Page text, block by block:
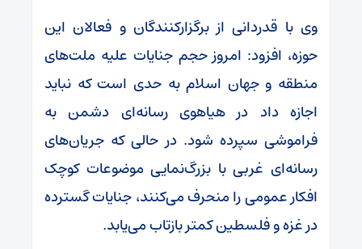
وی با قدردانی از برگزارکنندگان و فعالان این
حوزه، افزود: امروز حجم جنایات علیه ملت‌های
منطقه و جهان اسلام به حدی است که نباید
اجازه داد در هیاهوی رسانه‌ای دشمن به
فراموشی سپرده شود. در حالی که جریان‌های
رسانه‌ای غربی با بزرگ‌نمایی موضوعات کوچک
افکار عمومی را منحرف می‌کنند، جنایات گسترده
در غزه و فلسطین کمتر بازتاب می‌یابد.